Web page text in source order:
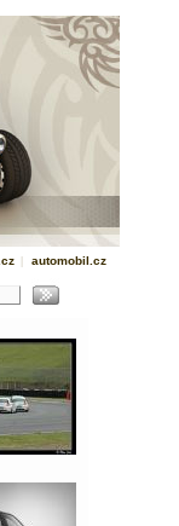
| automobil.cz